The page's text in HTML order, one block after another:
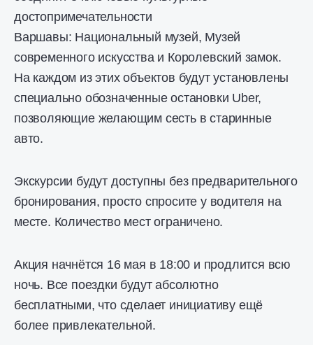
достопримечательности
Варшавы: Национальный музей, Музей
современного искусства и Королевский замок.
На каждом из этих объектов будут установлены
специально обозначенные остановки Uber,
позволяющие желающим сесть в старинные
авто.
Экскурсии будут доступны без предварительного
бронирования, просто спросите у водителя на
месте. Количество мест ограничено.
Акция начнётся 16 мая в 18:00 и продлится всю
ночь. Все поездки будут абсолютно
бесплатными, что сделает инициативу ещё
более привлекательной.